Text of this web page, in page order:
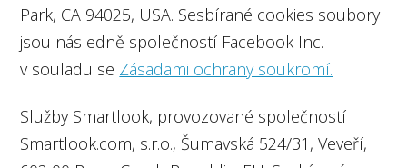
Park, CA 94025, USA. Sesbírané cookies soubory
jsou následně společností Facebook Inc.
v souladu se Zásadami ochrany soukromí.
Služby Smartlook, provozované společností
Smartlook.com, s.r.o., Šumavská 524/31, Veveří,